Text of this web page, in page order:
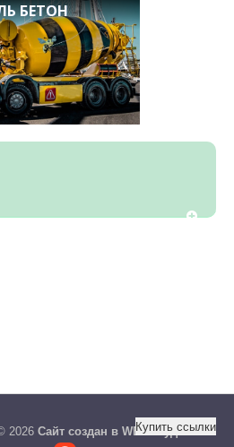
БЕТОН
2026 Сайт создан в WEB студии
Купить ссылки